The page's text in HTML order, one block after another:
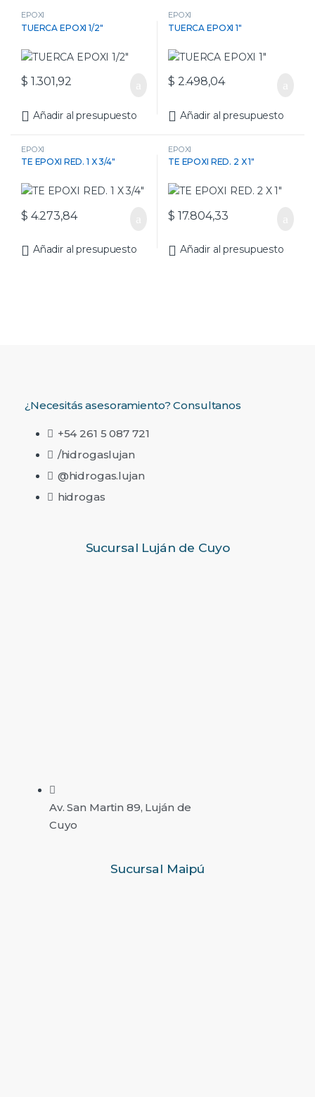
EPOXI
TUERCA EPOXI 1/2″
$ 1.301,92
Añadir al presupuesto
EPOXI
TUERCA EPOXI 1″
$ 2.498,04
Añadir al presupuesto
EPOXI
TE EPOXI RED. 1 X 3/4″
$ 4.273,84
Añadir al presupuesto
EPOXI
TE EPOXI RED. 2 X 1″
$ 17.804,33
Añadir al presupuesto
¿Necesitás asesoramiento? Consultanos
+54 261 5 087 721
/hidrogaslujan
@hidrogas.lujan
hidrogas
Sucursal Luján de Cuyo
Av. San Martin 89, Luján de
Cuyo
Sucursal Maipú